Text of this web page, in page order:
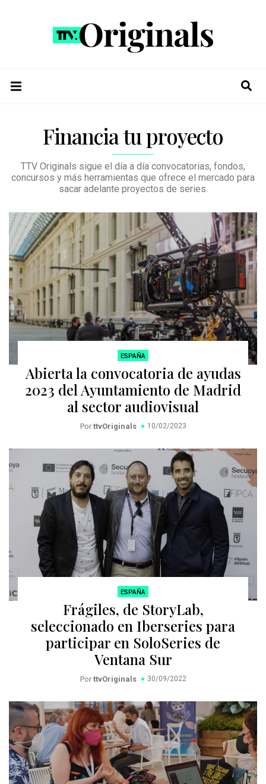
Financia tu proyecto
TTV Originals sigue el día a día convocatorias, fondos,
concursos y más herramientas que ofrece el mercado para
sacar adelante proyectos de series.
ESPAÑA
Abierta la convocatoria de ayudas
2023 del Ayuntamiento de Madrid
al sector audiovisual
Por ttvOriginals 10/02/2023
ESPAÑA
Frágiles, de StoryLab,
seleccionado en Iberseries para
participar en SoloSeries de
Ventana Sur
Por ttvOriginals 30/09/2022